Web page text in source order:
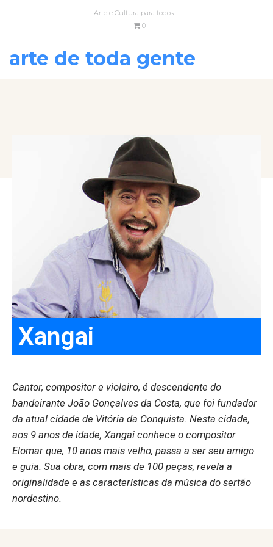
Arte e Cultura para todos
0
arte de toda gente
Xangai
Cantor, compositor e violeiro, é descendente do
bandeirante João Gonçalves da Costa, que foi fundador
da atual cidade de Vitória da Conquista. Nesta cidade,
aos 9 anos de idade, Xangai conhece o compositor
Elomar que, 10 anos mais velho, passa a ser seu amigo
e guia. Sua obra, com mais de 100 peças, revela a
originalidade e as características da música do sertão
nordestino.